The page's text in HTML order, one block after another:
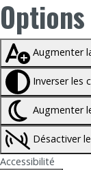
Taille du texte à
Augmenter
Inverser les
Augmenter
Désactiver
Accessibilité